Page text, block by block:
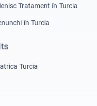
Tratament în Turcia
în Turcia
Turcia